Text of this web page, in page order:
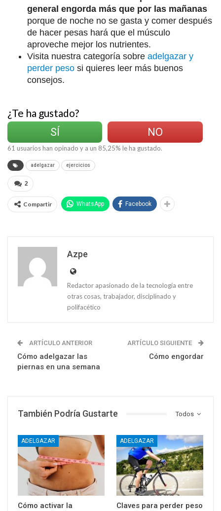
general engorda más que por las mañanas
porque de noche no se gasta y comer después
de hacer pesas hará que el músculo
aproveche mejor los nutrientes.
Visita nuestra categoría sobre adelgazar y
perder peso si quieres leer más buenos
consejos.
¿Te ha gustado?
SÍ
NO
61 usuarios han opinado y a un 85,25% le ha gustado.
adelgazar ejercicios
2
Compartir WhatsApp Facebook
Azpe
Redactor apasionado de la tecnología entre
otras cosas, trabajador, disciplinado y
polifacético
ARTÍCULO ANTERIOR
Cómo adelgazar las
piernas en una semana
ARTÍCULO SIGUIENTE
Cómo engordar
Todos
También Podría Gustarte
ADELGAZAR
Cómo activar la
ADELGAZAR
Claves para perder peso